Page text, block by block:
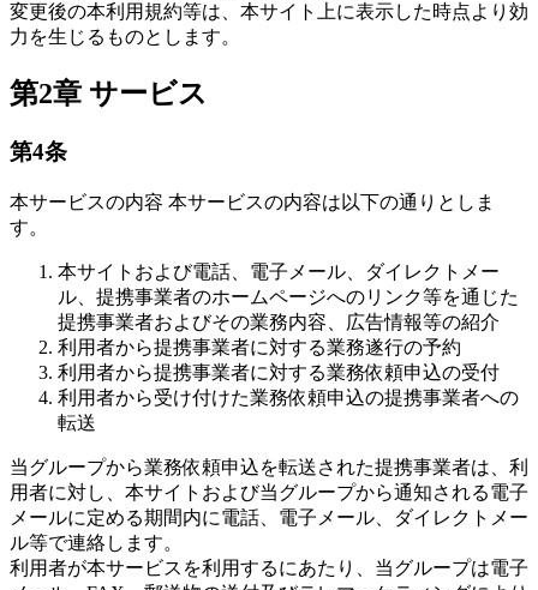
変更後の本利用規約等は、本サイト上に表示した時点より効
力を生じるものとします。
第2章 サービス
第4条
本サービスの内容 本サービスの内容は以下の通りとしま
す。
本サイトおよび電話、電子メール、ダイレクトメー
ル、提携事業者のホームページへのリンク等を通じた
提携事業者およびその業務内容、広告情報等の紹介
利用者から提携事業者に対する業務遂行の予約
利用者から提携事業者に対する業務依頼申込の受付
利用者から受け付けた業務依頼申込の提携事業者への
転送
当グループから業務依頼申込を転送された提携事業者は、利
用者に対し、本サイトおよび当グループから通知される電子
メールに定める期間内に電話、電子メール、ダイレクトメー
ル等で連絡します。
利用者が本サービスを利用するにあたり、当グループは電子